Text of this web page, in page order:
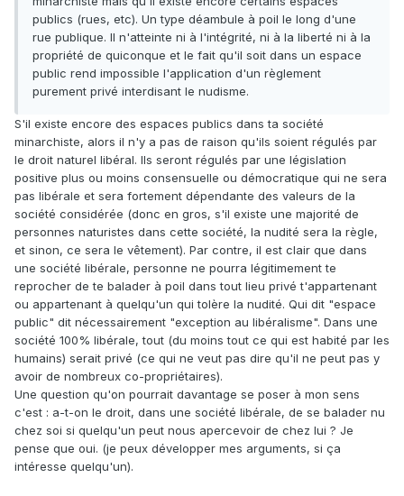
publics (rues, etc). Un type déambule à poil le long d'une
rue publique. Il n'atteinte ni à l'intégrité, ni à la liberté ni à la
propriété de quiconque et le fait qu'il soit dans un espace
public rend impossible l'application d'un règlement
purement privé interdisant le nudisme.
S'il existe encore des espaces publics dans ta société
minarchiste, alors il n'y a pas de raison qu'ils soient régulés par
le droit naturel libéral. Ils seront régulés par une législation
positive plus ou moins consensuelle ou démocratique qui ne sera
pas libérale et sera fortement dépendante des valeurs de la
société considérée (donc en gros, s'il existe une majorité de
personnes naturistes dans cette société, la nudité sera la règle,
et sinon, ce sera le vêtement). Par contre, il est clair que dans
une société libérale, personne ne pourra légitimement te
reprocher de te balader à poil dans tout lieu privé t'appartenant
ou appartenant à quelqu'un qui tolère la nudité. Qui dit "espace
public" dit nécessairement "exception au libéralisme". Dans une
société 100% libérale, tout (du moins tout ce qui est habité par les
humains) serait privé (ce qui ne veut pas dire qu'il ne peut pas y
avoir de nombreux co-propriétaires).
Une question qu'on pourrait davantage se poser à mon sens
c'est : a-t-on le droit, dans une société libérale, de se balader nu
chez soi si quelqu'un peut nous apercevoir de chez lui ? Je
pense que oui. (je peux développer mes arguments, si ça
intéresse quelqu'un).